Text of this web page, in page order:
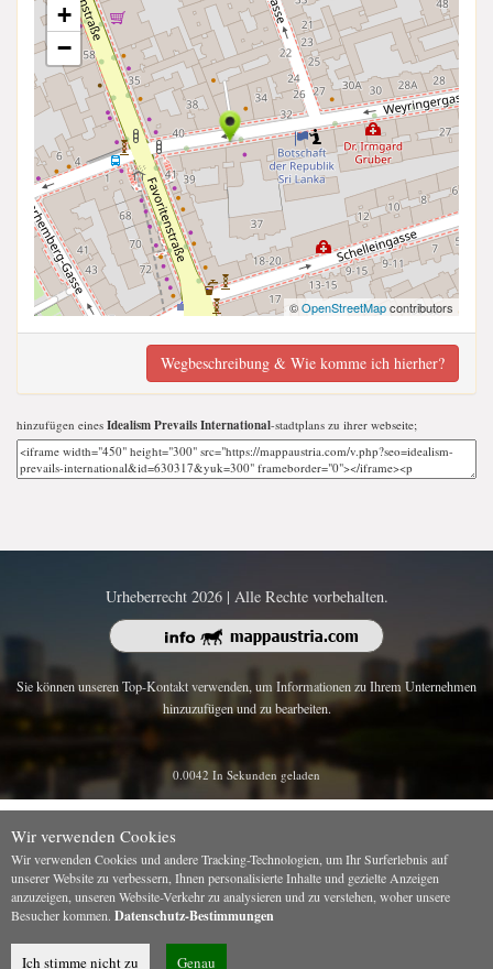
+
−
©OpenStreetMapcontributors
Wegbeschreibung & Wie komme ich hierher?
hinzufügen eines Idealism Prevails International-stadtplans zu ihrer webseite;
Urheberrecht 2026 | Alle Rechte vorbehalten.
Sie können unseren Top-Kontakt verwenden, um Informationen zu Ihrem Unternehmen
hinzuzufügen und zu bearbeiten.
0.0042 In Sekunden geladen
Wir verwenden Cookies
Wir verwenden Cookies und andere Tracking-Technologien, um Ihr Surferlebnis auf
unserer Website zu verbessern, Ihnen personalisierte Inhalte und gezielte Anzeigen
anzuzeigen, unseren Website-Verkehr zu analysieren und zu verstehen, woher unsere
Besucher kommen. Datenschutz-Bestimmungen
Ich stimme nicht zu Genau